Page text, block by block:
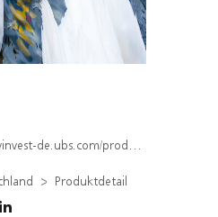
produkt/detail/index/isin/DE000WA70LP7
Produktdetail